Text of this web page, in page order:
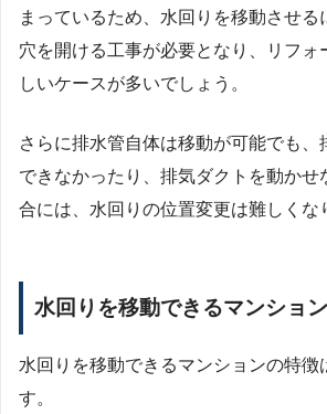
まっているため、水回りを移動させる
穴を開ける工事が必要となり、リフォ
しいケースが多いでしょう。
さらに排水管自体は移動が可能でも、
できなかったり、排気ダクトを動かせ
合には、水回りの位置変更は難しくな
水回りを移動できるマンショ
水回りを移動できるマンションの特徴
す。